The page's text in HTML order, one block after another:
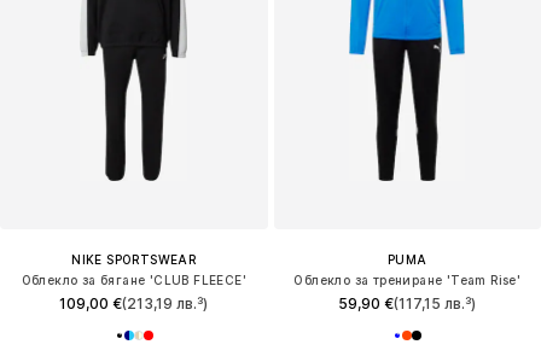
NIKE SPORTSWEAR
Облекло за бягане 'CLUB FLEECE'
109,00 €(213,19 лв.³)
PUMA
Облекло за трениране 'Team Rise'
59,90 €(117,15 лв.³)